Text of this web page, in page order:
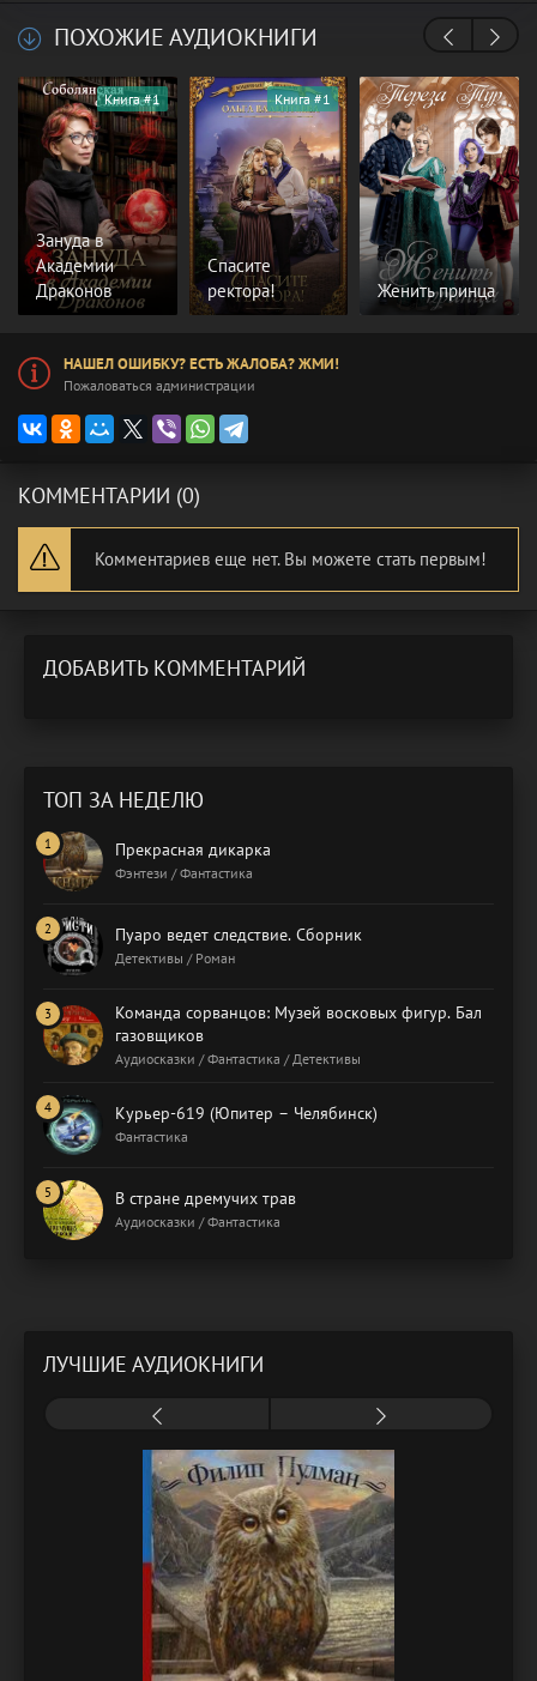
ПОХОЖИЕ АУДИОКНИГИ
Зануда в
Академии
Драконов
Книга #1
Спасите
ректора!
Книга #1
Женить принца
НАШЕЛ ОШИБКУ? ЕСТЬ ЖАЛОБА? ЖМИ!
Пожаловаться администрации
КОММЕНТАРИИ (0)
Комментариев еще нет. Вы можете стать первым!
ДОБАВИТЬ КОММЕНТАРИЙ
ТОП ЗА НЕДЕЛЮ
Прекрасная дикарка
Фэнтези / Фантастика
Пуаро ведет следствие. Сборник
Детективы / Роман
Команда сорванцов: Музей восковых фигур. Бал
газовщиков
Аудиосказки / Фантастика / Детективы
Курьер-619 (Юпитер – Челябинск)
Фантастика
В стране дремучих трав
Аудиосказки / Фантастика
ЛУЧШИЕ АУДИОКНИГИ